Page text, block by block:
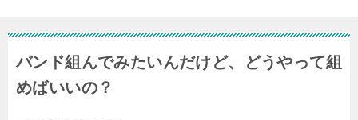
バンド組んでみたいんだけど、どうやって組
めばいいの？